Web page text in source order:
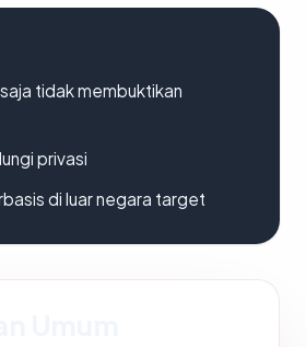
tidak membuktikan
privasi
di luar negara target